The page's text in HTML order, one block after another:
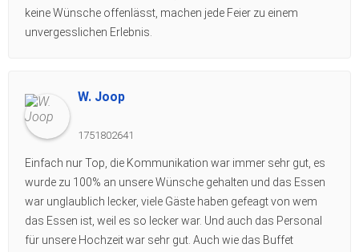
keine Wünsche offenlässt, machen jede Feier zu einem
unvergesslichen Erlebnis.
W. Joop
1751802641
Einfach nur Top, die Kommunikation war immer sehr gut, es
wurde zu 100% an unsere Wünsche gehalten und das Essen
war unglaublich lecker, viele Gäste haben gefeagt von wem
das Essen ist, weil es so lecker war. Und auch das Personal
für unsere Hochzeit war sehr gut. Auch wie das Buffet